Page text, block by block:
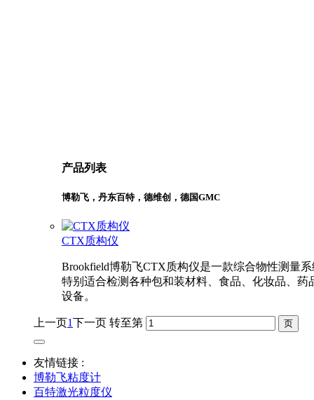
产品列表
博勒飞，丹东百特，德维创，德国GMC
CTX质构仪
Brookfield博勒飞CTX质构仪是一款综合物性测量系
特别适合检测各种包和装材料、食品、化妆品、药
设备。
上一页1下一页 转至第
友情链接 :
博勒飞粘度计
百特激光粒度仪